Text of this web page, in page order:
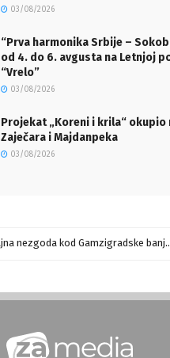
03/08/2026
“Prva harmonika Srbije –
od 4. do 6. avgusta na Letnjoj
“Vrelo”
03/08/2026
Projekat „Koreni i krila“ okupio
Zaječara i Majdanpeka
03/08/2026
Saobraćajna